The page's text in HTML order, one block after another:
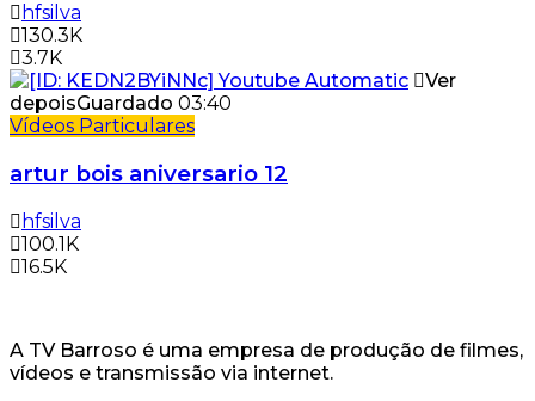
hfsilva
130.3K
3.7K
Ver
depoisGuardado 03:40
Vídeos Particulares
artur bois aniversario 12
hfsilva
100.1K
16.5K
A TV Barroso é uma empresa de produção de filmes,
vídeos e transmissão via internet.